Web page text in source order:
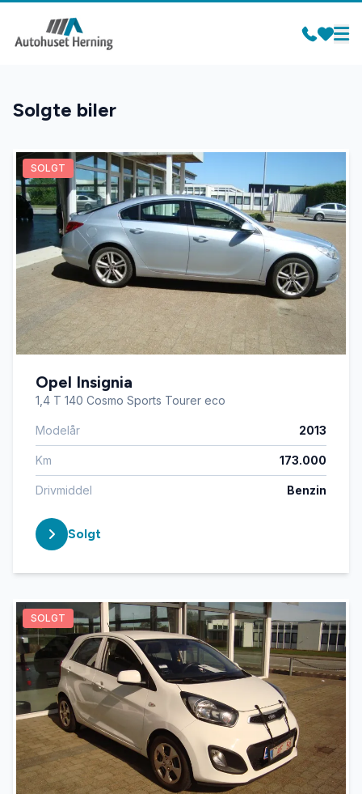
Solgte biler
SOLGT
Opel Insignia
1,4 T 140 Cosmo Sports Tourer eco
Modelår 2013
Km 173.000
Drivmiddel Benzin
Solgt
SOLGT